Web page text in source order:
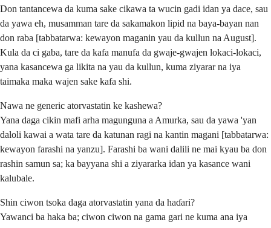
Don tantancewa da kuma sake cikawa ta wucin gadi idan ya dace, sau
da yawa eh, musamman tare da sakamakon lipid na baya-bayan nan
don raba [tabbatarwa: kewayon maganin yau da kullun na August].
Kula da ci gaba, tare da kafa manufa da gwaje-gwajen lokaci-lokaci,
yana kasancewa ga likita na yau da kullun, kuma ziyarar na iya
taimaka maka wajen sake kafa shi.
Nawa ne generic atorvastatin ke kashewa?
Yana daga cikin mafi arha magunguna a Amurka, sau da yawa 'yan
daloli kawai a wata tare da katunan ragi na kantin magani [tabbatarwa:
kewayon farashi na yanzu]. Farashi ba wani dalili ne mai kyau ba don
rashin samun sa; ka bayyana shi a ziyararka idan ya kasance wani
kalubale.
Shin ciwon tsoka daga atorvastatin yana da haɗari?
Yawanci ba haka ba; ciwon ciwon na gama gari ne kuma ana iya